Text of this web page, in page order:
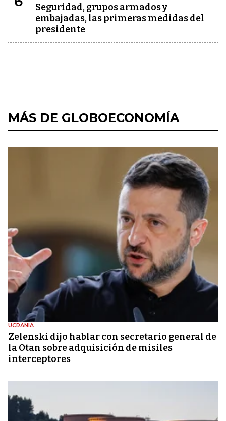
Seguridad, grupos armados y
embajadas, las primeras medidas del
presidente
MÁS DE GLOBOECONOMÍA
UCRANIA
Zelenski dijo hablar con secretario general de
la Otan sobre adquisición de misiles
interceptores